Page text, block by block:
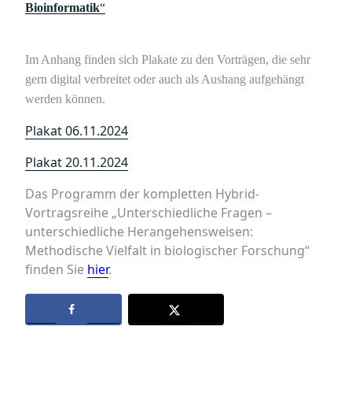
Bioinformatik“
Im Anhang finden sich Plakate zu den Vorträgen, die sehr
gern digital verbreitet oder auch als Aushang aufgehängt
werden können.
Plakat 06.11.2024
Plakat 20.11.2024
Das Programm der kompletten Hybrid-
Vortragsreihe „Unterschiedliche Fragen –
unterschiedliche Herangehensweisen:
Methodische Vielfalt in biologischer Forschung“
finden Sie hier.